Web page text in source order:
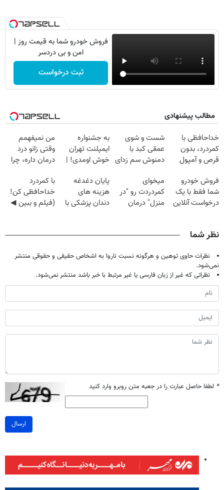
فروش خودرو شما به قیمت روز |
امن و بی دردسر
ثبت درخواست
مطالب پیشنهادی
خداحافظی با
کمردرد، بدون
قرص و آمپول
شست و شوی
عمقی کبد با
دمنوش سم زدای
به جشنواره
ایمپلنت تهران
خوش اومدی! |
مشاوره رایگان
بگیر!
من نمیفهمم
وقتی زانو درد
درمان داره، چرا
تحمل میکنی؟❗
فروش خودرو
شما فقط با یک
درخواست آنلاین
میخوای
کمردردت رو "در
منزل" درمان
پایان دغدغه
هزینه های
دندان پزشکی با
با کمردرد
خداحافظی کن!
(فیلم و ببین ◀
نظر شما
نظرات حاوی توهین و هرگونه نسبت ناروا به اشخاص حقیقی و حقوقی منتشر
نمی‌شود.
نظراتی که غیر از زبان فارسی یا غیر مرتبط با خبر باشد منتشر نمی‌شود.
* لطفا حاصل عبارت را در جعبه متن روبرو وارد کنید
ارسال